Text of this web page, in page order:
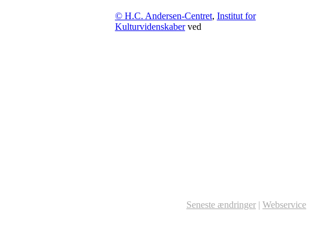
© H.C. Andersen-Centret, Institut for
Kulturvidenskaberved
Seneste ændringer | Webservice